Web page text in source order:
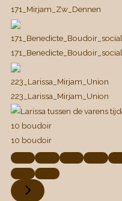
171_Mirjam_Zw_Dennen
171_Benedicte_Boudoir_social
171_Benedicte_Boudoir_social
223_Larissa_Mirjam_Union
223_Larissa_Mirjam_Union
10 boudoir
10 boudoir